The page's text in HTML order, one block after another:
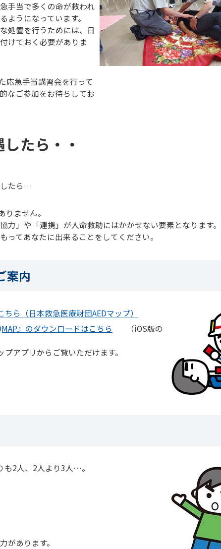
手当で多くの命が救われ
ようになっています。
処置を行うためには、日
けておく必要がありま
応急手当講習会を行って
なご参加をお待ちしてお
たら・・
したら…
りません。
力」や「連携」が人命救助にはかかせない要素となります。
ってあなたに出来ることをしてください。
案内
ら（日本救急医療財団AEDマップ）
』のダウンロードはこちら
（iOS版の
アプリからご覧いただけます。
も2人、2人より3人…。
があります。